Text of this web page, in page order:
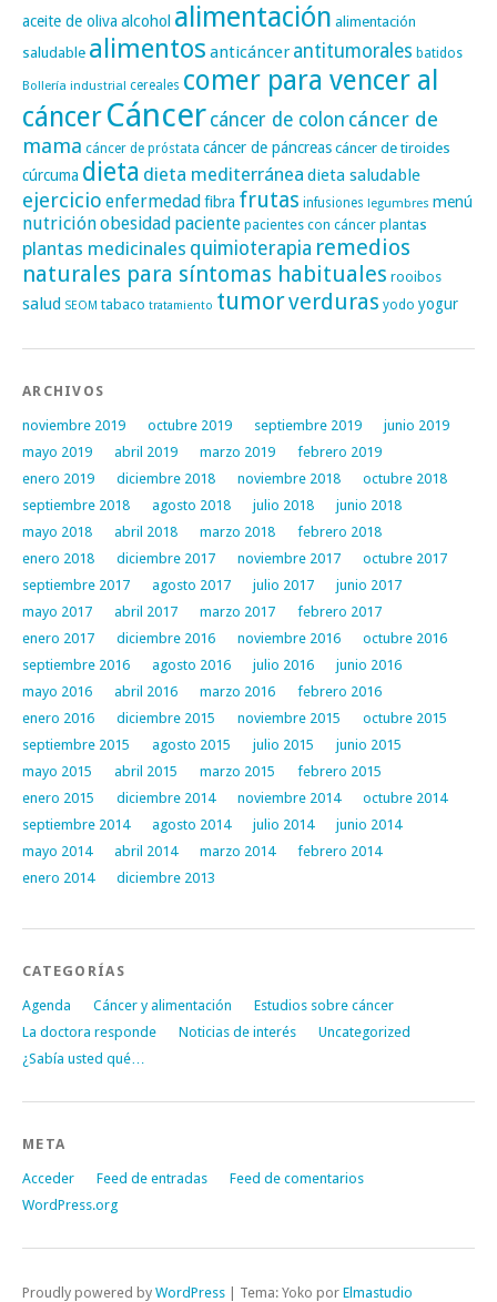
aceite de oliva alcohol alimentación alimentación
saludable alimentos anticáncer antitumorales batidos
Bollería industrial cereales comer para vencer al
cáncerCáncer cáncer de colon cáncer de
mama cáncer de próstata cáncer de páncreascáncer de tiroides
cúrcuma dieta dieta mediterránea dieta saludable
ejercicio enfermedadfibra frutas infusiones legumbres menú
nutriciónobesidad paciente pacientes con cáncer plantas
plantas medicinales quimioterapia remedios
naturales para síntomas habituales rooibos
salud SEOM tabaco tratamiento tumorverduras yodo yogur
ARCHIVOS
noviembre 2019 octubre 2019 septiembre 2019
junio 2019
mayo 2019
abril 2019 marzo 2019
febrero 2019
enero 2019
diciembre 2018 noviembre 2018
octubre 2018
septiembre 2018
agosto 2018 julio 2018
junio 2018
mayo 2018
abril 2018 marzo 2018
febrero 2018
enero 2018
diciembre 2017 noviembre 2017
octubre 2017
septiembre 2017
agosto 2017 julio 2017
junio 2017
mayo 2017
abril 2017 marzo 2017
febrero 2017
enero 2017
diciembre 2016 noviembre 2016
octubre 2016
septiembre 2016
agosto 2016 julio 2016
junio 2016
mayo 2016
abril 2016 marzo 2016
febrero 2016
enero 2016
diciembre 2015 noviembre 2015
octubre 2015
septiembre 2015
agosto 2015 julio 2015
junio 2015
mayo 2015
abril 2015 marzo 2015
febrero 2015
enero 2015
diciembre 2014 noviembre 2014
octubre 2014
septiembre 2014
agosto 2014 julio 2014
junio 2014
mayo 2014
abril 2014 marzo 2014
febrero 2014
enero 2014
diciembre 2013
CATEGORÍAS
Agenda Cáncer y alimentación
Estudios sobre cáncer
La doctora responde
Noticias de interés
Uncategorized
¿Sabía usted qué…
META
Acceder Feed de entradas
Feed de comentarios
WordPress.org
Proudly powered by WordPress Tema: Yoko por Elmastudio